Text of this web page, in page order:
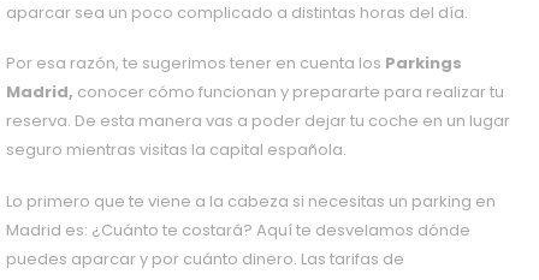
aparcar sea un poco complicado a distintas horas del día.
Por esa razón, te sugerimos tener en cuenta los Parkings
Madrid, conocer cómo funcionan y prepararte para realizar tu
reserva. De esta manera vas a poder dejar tu coche en un lugar
seguro mientras visitas la capital española.
Lo primero que te viene a la cabeza si necesitas un parking en
Madrid es: ¿Cuánto te costará? Aquí te desvelamos dónde
puedes aparcar y por cuánto dinero. Las tarifas de